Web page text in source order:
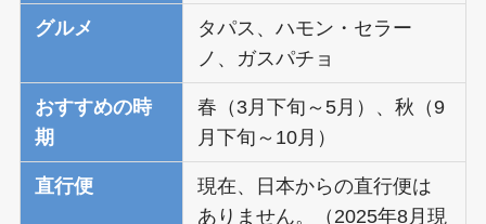
グルメ
タパス、ハモン・セラー
ノ、ガスパチョ
おすすめの時
期
春（3月下旬～5月）、秋（9
月下旬～10月）
直行便
現在、日本からの直行便は
ありません。（2025年8月現